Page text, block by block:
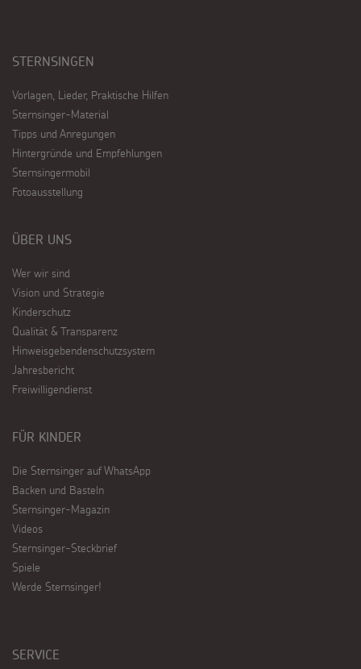
STERNSINGEN
Vorlagen, Lieder, Praktische Hilfen
Sternsinger-Material
Tipps und Anregungen
Hintergründe und Empfehlungen
Sternsingermobil
Fotoausstellung
ÜBER UNS
Wer wir sind
Vision und Strategie
Kinderschutz
Qualität & Transparenz
Hinweisgebendenschutzsystem
Jahresbericht
Freiwilligendienst
FÜR KINDER
Die Sternsinger auf WhatsApp
Backen und Basteln
Sternsinger-Magazin
Videos
Sternsinger-Steckbrief
Spiele
Werde Sternsinger!
SERVICE